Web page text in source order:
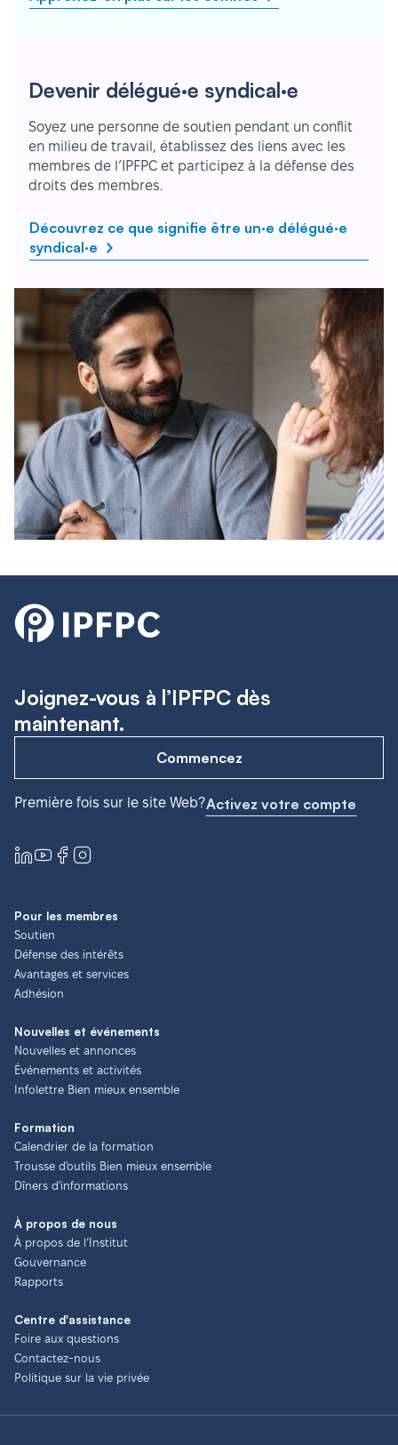
Devenir délégué·e syndical·e
Soyez une personne de soutien pendant un conflit
en milieu de travail, établissez des liens avec les
membres de l’IPFPC et participez à la défense des
droits des membres.
Découvrez ce que signifie être un·e délégué·e
syndical·e
Joignez-vous à l’IPFPC dès
maintenant.
Commencez
Première fois sur le site Web?Activez votre compte
Pour les membres
Soutien
Défense des intérêts
Avantages et services
Adhésion
Nouvelles et événements
Nouvelles et annonces
Événements et activités
Infolettre Bien mieux ensemble
Formation
Calendrier de la formation
Trousse d'outils Bien mieux ensemble
Dîners d'informations
À propos de nous
À propos de l’Institut
Gouvernance
Rapports
Centre d'assistance
Foire aux questions
Contactez-nous
Politique sur la vie privée